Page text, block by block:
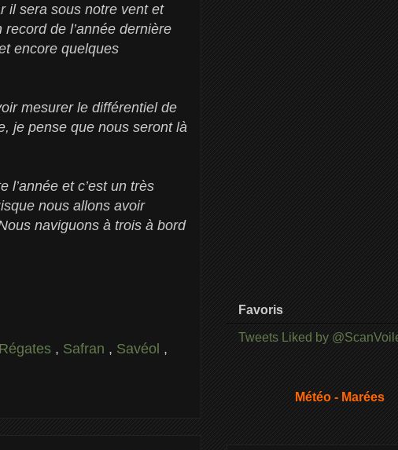
il sera sous notre vent et
de l’année dernière
encore quelques
mesurer le différentiel de
je pense que nous seront là
l’année et c’est un très
nous allons avoir
naviguons à trois à bord
Régates , Safran , Savéol ,
Favoris
Tweets Liked by
Météo - Marées